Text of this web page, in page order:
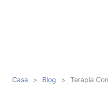
Casa > Blog > Terapia